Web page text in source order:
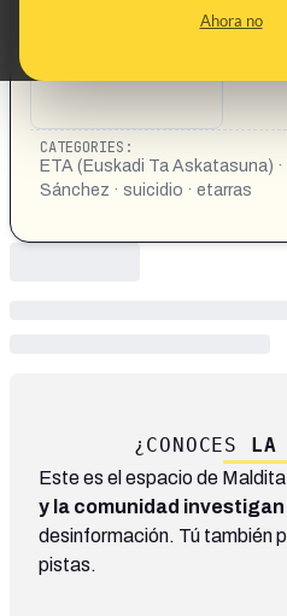
Ahora no
https://youtu.be/
CATEGORIES:
ETA (Euskadi Ta Askatasuna) ·
Sánchez · suicidio · etarras
¿CONOCES LA
Este es el espacio de
y la comunidad
desinformación. Tú también
pistas.